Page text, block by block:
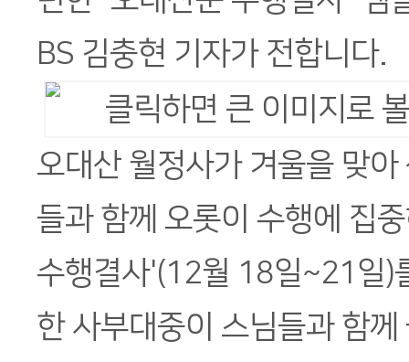
BS 김충현 기자가 전합니다.
오대산 월정사가 겨울을 맞아
들과 함께 오롯이 수행에 집
수행결사'(12월 18일~21일)
한 사부대중이 스님들과 함